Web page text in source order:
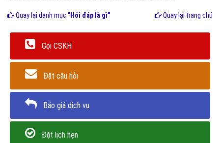
Quay lại danh mục "Hỏi đáp là gì" Quay lại trang chủ
Gọi CSKH
Đặt câu hỏi
Báo giá dịch vụ
Đặt lịch hẹn